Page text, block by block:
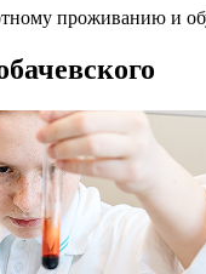
проживанию и